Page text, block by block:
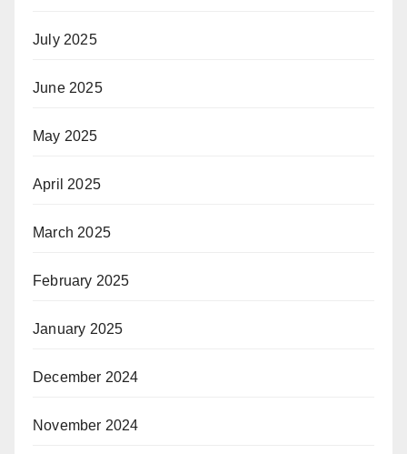
July 2025
June 2025
May 2025
April 2025
March 2025
February 2025
January 2025
December 2024
November 2024